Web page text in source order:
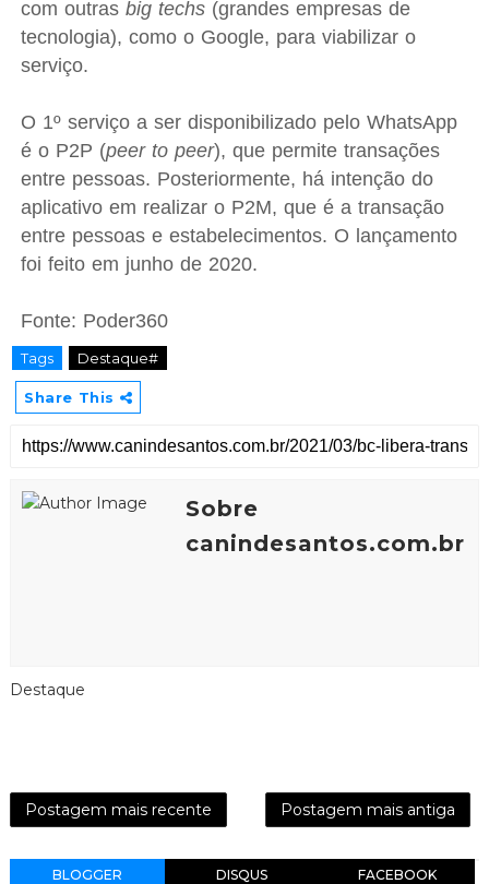
com outras big techs(grandes empresas de
tecnologia), como o Google, para viabilizar o
serviço.
O 1º serviço a ser disponibilizado pelo WhatsApp
é o P2P (peer to peer), que permite transações
entre pessoas. Posteriormente, há intenção do
aplicativo em realizar o P2M, que é a transação
entre pessoas e estabelecimentos. O lançamento
foi feito em junho de 2020.
Fonte: Poder360
Tags Destaque#
Share This
Sobre
canindesantos.com.br
Destaque
Postagem mais recente Postagem mais antiga
BLOGGER DISQUS FACEBOOK